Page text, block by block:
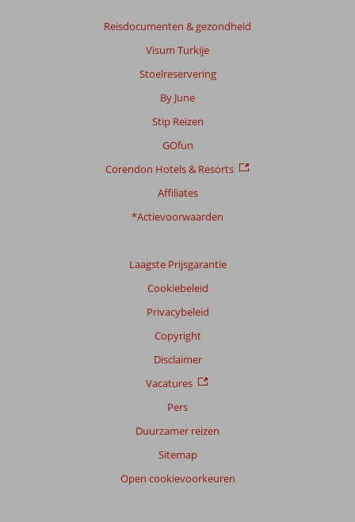
Reisdocumenten & gezondheid
Visum Turkije
Stoelreservering
By June
Stip Reizen
GOfun
Corendon Hotels & Resorts
Affiliates
*Actievoorwaarden
Laagste Prijsgarantie
Cookiebeleid
Privacybeleid
Copyright
Disclaimer
Vacatures
Pers
Duurzamer reizen
Sitemap
Open cookievoorkeuren